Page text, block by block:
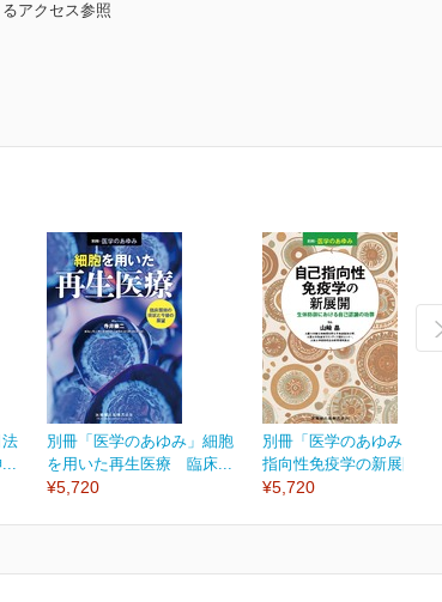
アクセス参照
別冊「医学のあゆみ」細胞
を用いた再生医療 臨床...
¥5,720
別冊「医学のあゆみ」自己
指向性免疫学の新展開...
¥5,720